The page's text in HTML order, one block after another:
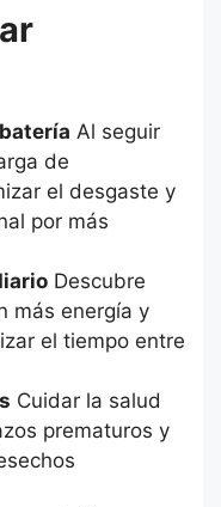
Al seguir
de
el desgaste y
por más
Descubre
más energía y
el tiempo entre
Cuidar la salud
prematuros y